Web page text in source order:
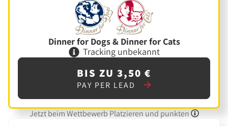
Dinner for Dogs & Dinner for Cats
Tracking unbekannt
BIS ZU 3,50 €
PAY PER LEAD
Jetzt beim Wettbewerb Platzieren und punkten